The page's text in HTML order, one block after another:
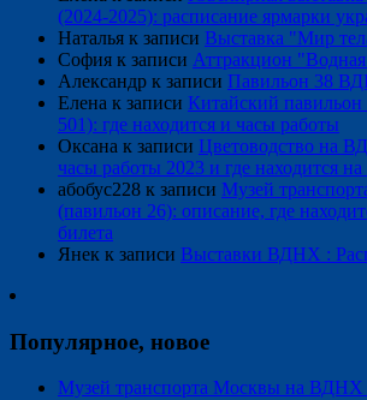
(2024-2025): расписание ярмарки
Наталья к записи Выставка "Мир
София к записи Аттракцион
Александр к записи Павильон 38
Елена к записи Китайский
501): где находится и часы работы
Оксана к записи Цветоводство на
часы работы 2023 и где находится на
абобус228 к записи Музей
(павильон 26): описание, где
билета
Янек к записи Выставки ВДНХ :
Популярное, новое
Музей транспорта Москвы на ВДНХ